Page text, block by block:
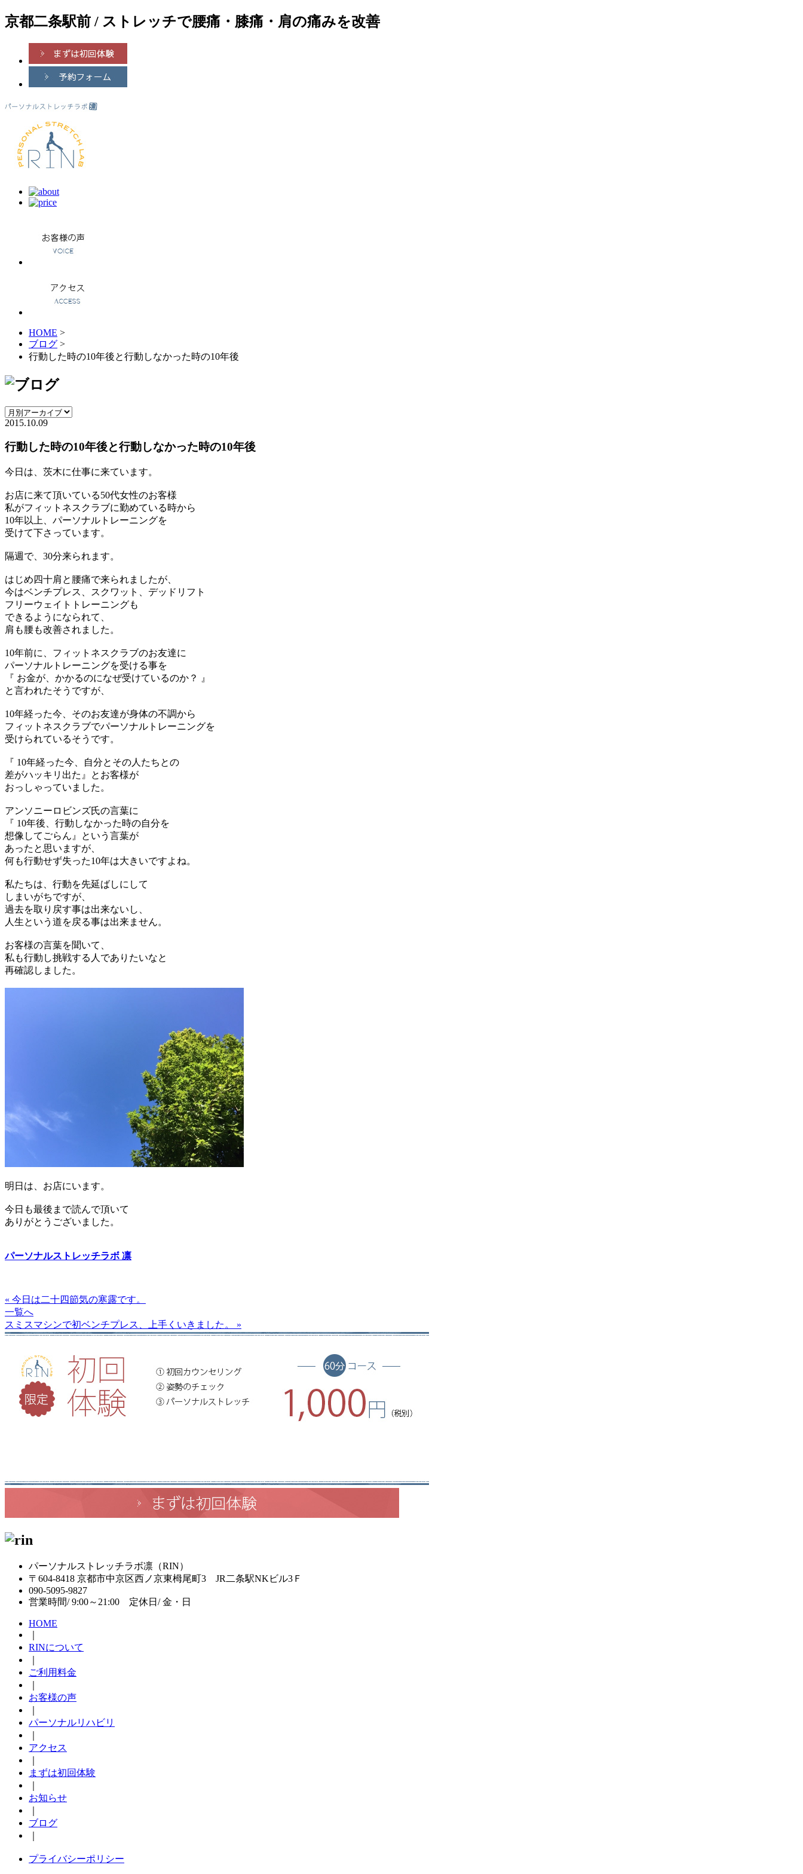
京都二条駅前 / ストレッチで腰痛・膝痛・肩の痛みを改善
HOME >
ブログ >
行動した時の10年後と行動しなかった時の10年後
2015.10.09
行動した時の10年後と行動しなかった時の10年後
今日は、茨木に仕事に来ています。
お店に来て頂いている50代女性のお客様
私がフィットネスクラブに勤めている時から
10年以上、パーソナルトレーニングを
受けて下さっています。
隔週で、30分来られます。
はじめ四十肩と腰痛で来られましたが、
今はベンチプレス、スクワット、デッドリフト
フリーウェイトトレーニングも
できるようになられて、
肩も腰も改善されました。
10年前に、フィットネスクラブのお友達に
パーソナルトレーニングを受ける事を
『 お金が、かかるのになぜ受けているのか？ 』
と言われたそうですが、
10年経った今、そのお友達が身体の不調から
フィットネスクラブでパーソナルトレーニングを
受けられているそうです。
『 10年経った今、自分とその人たちとの
差がハッキリ出た』とお客様が
おっしゃっていました。
アンソニーロビンズ氏の言葉に
『 10年後、行動しなかった時の自分を
想像してごらん』という言葉が
あったと思いますが、
何も行動せず失った10年は大きいですよね。
私たちは、行動を先延ばしにして
しまいがちですが、
過去を取り戻す事は出来ないし、
人生という道を戻る事は出来ません。
お客様の言葉を聞いて、
私も行動し挑戦する人でありたいなと
再確認しました。
明日は、お店にいます。
今日も最後まで読んで頂いて
ありがとうございました。
パーソナルストレッチラボ 凛
« 今日は二十四節気の寒露です。
一覧へ
スミスマシンで初ベンチプレス、上手くいきました。 »
パーソナルストレッチラボ凛（RIN）
〒604-8418 京都市中京区西ノ京東栂尾町3 JR二条駅NKビル3Ｆ
090-5095-9827
営業時間/ 9:00～21:00 定休日/ 金・日
HOME
RINについて
ご利用料金
お客様の声
パーソナルリハビリ
アクセス
まずは初回体験
お知らせ
ブログ
プライバシーポリシー